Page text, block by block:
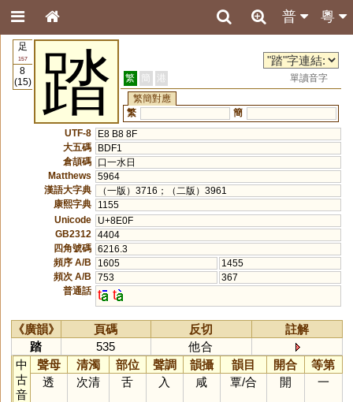
粵
普
足
157
8
(15)
踏 繁 簡 港
單讀音字
繁簡對應
繁
簡
UTF-8
E8 B8 8F
大五碼
BDF1
倉頡碼
口一水日
Matthews
5964
漢語大字典
（一版）3716；（二版）3961
康熙字典
1155
Unicode
U+8E0F
GB2312
4404
四角號碼 6216.3
頻序 A/B
1605
1455
頻次 A/B
753
367
普通話 t t
《廣韻》 頁碼 反切
註解
踏
535
他合
中
古
音
聲母 清濁 部位 聲調 韻攝 韻目 開合
等第
透
次清 舌 入 咸 覃/合 開 一